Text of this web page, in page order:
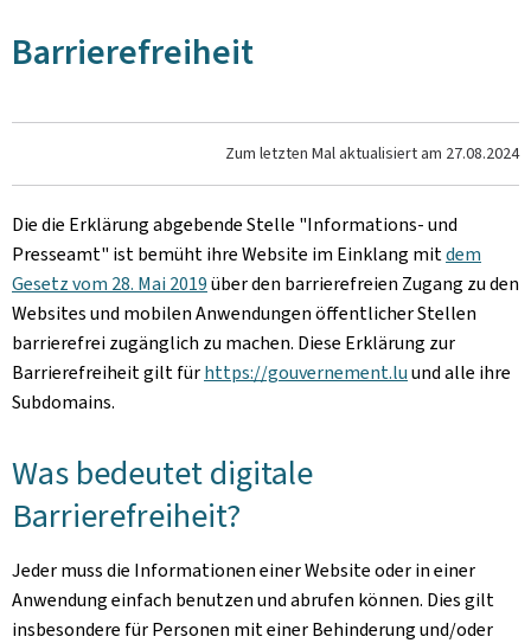
Barrierefreiheit
Zum letzten Mal aktualisiert am 27.08.2024
Die die Erklärung abgebende Stelle "Informations- und
Presseamt" ist bemüht ihre Website im Einklang mitdem
Gesetz vom 28. Mai 2019über den barrierefreien Zugang zu den
Websites und mobilen Anwendungen öffentlicher Stellen
barrierefrei zugänglich zu machen. Diese Erklärung zur
Barrierefreiheit gilt fürhttps://gouvernement.luund alle ihre
Subdomains.
Was bedeutet digitale
Barrierefreiheit?
Jeder muss die Informationen einer Website oder in einer
Anwendung einfach benutzen und abrufen können. Dies gilt
insbesondere für Personen mit einer Behinderung und/oder